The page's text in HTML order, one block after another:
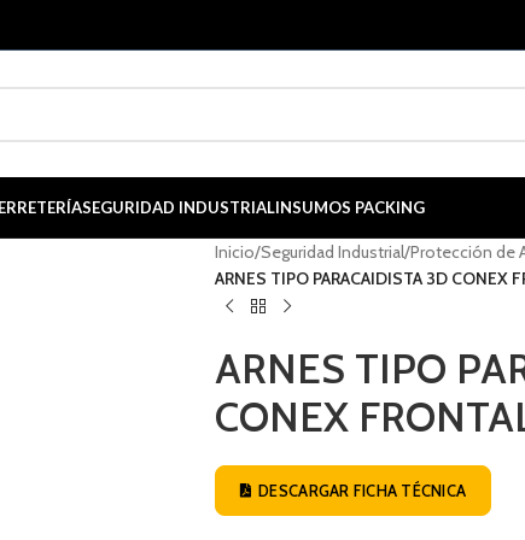
SEGURIDAD INDUSTRIALINSUMOS PACKING
Inicio/Seguridad Industrial/Protección de
ARNES TIPO PARACAIDISTA 3D CONEX
ARNES TIPO
CONEX
DESCARGAR FICHA TÉCNICA